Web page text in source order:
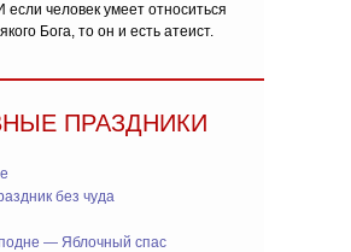
человек умеет относиться
Бога, то он и есть атеист.
ПРАЗДНИКИ
без чуда
— Яблочный спас